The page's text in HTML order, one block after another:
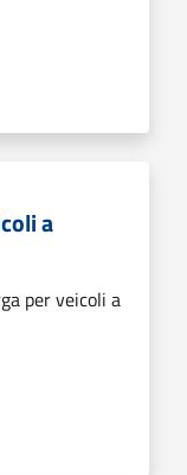
a
per veicoli a